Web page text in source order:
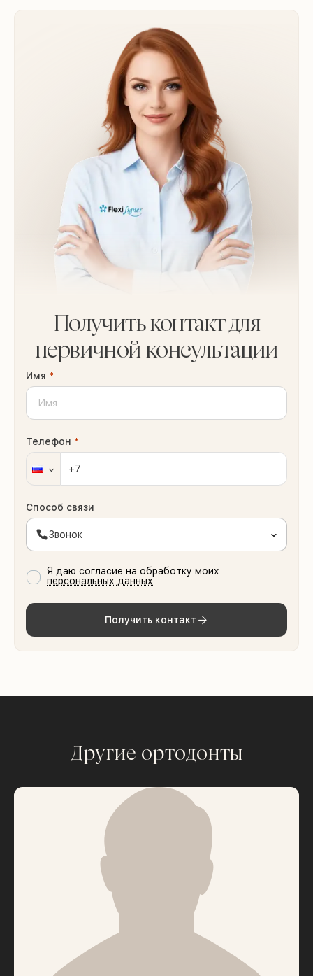
Получить контакт для
первичной консультации
Имя *
Телефон *
Способ связи
Звонок
Я даю согласие на обработку моих
персональных данных
Получить контакт
Другие ортодонты